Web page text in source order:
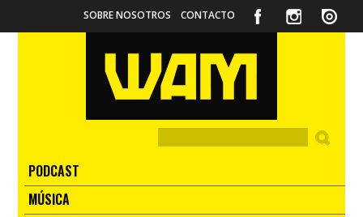
SOBRE NOSOTROS CONTACTO
PODCAST
MÚSICA